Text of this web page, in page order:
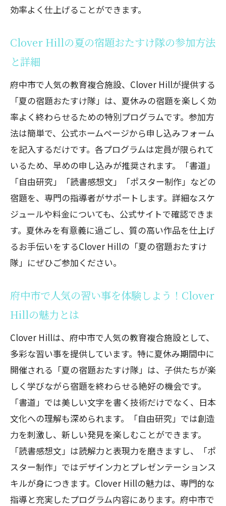
どもたちの体験談
の宿題おたすけ隊の魅力に迫る
マスター
自由研究を楽しく進めるためのClover
Hillの支援
読書感想文を効率よく書くためのアドバ
イスをClover Hillで
ポスター制作を楽しく学べるClover Hill
の教室
夏の宿題おたすけ隊の具体的なプログラ
ム内容
府中市で習い事を通じて新しいスキルを
身につけよう
市のClover Hillで楽しく学ぼう
学ぶ
自由研究を成功させるためのClover Hill
のアプローチ
読書感想文を楽しく書くためのClover
Hillの支援
ポスター制作を通じて表現力を磨く
Clover Hillのレッスン
Clover Hillの夏の宿題おたすけ隊で得ら
れる学びとは
府中市で習い事を通じて新しいスキルを
身につけよう
効率よく仕上げることができます。
Clover Hillの夏の宿題おたすけ隊の参加方法
と詳細
府中市で人気の教育複合施設、Clover Hillが提供する
「夏の宿題おたすけ隊」は、夏休みの宿題を楽しく効
率よく終わらせるための特別プログラムです。参加方
法は簡単で、公式ホームページから申し込みフォーム
を記入するだけです。各プログラムは定員が限られて
いるため、早めの申し込みが推奨されます。「書道」
「自由研究」「読書感想文」「ポスター制作」などの
宿題を、専門の指導者がサポートします。詳細なスケ
ジュールや料金についても、公式サイトで確認できま
す。夏休みを有意義に過ごし、質の高い作品を仕上げ
るお手伝いをするClover Hillの「夏の宿題おたすけ
隊」にぜひご参加ください。
府中市で人気の習い事を体験しよう！Clover
Hillの魅力とは
Clover Hillは、府中市で人気の教育複合施設として、
多彩な習い事を提供しています。特に夏休み期間中に
開催される「夏の宿題おたすけ隊」は、子供たちが楽
しく学びながら宿題を終わらせる絶好の機会です。
「書道」では美しい文字を書く技術だけでなく、日本
文化への理解も深められます。「自由研究」では創造
力を刺激し、新しい発見を楽しむことができます。
「読書感想文」は読解力と表現力を磨きますし、「ポ
スター制作」ではデザイン力とプレゼンテーションス
キルが身につきます。Clover Hillの魅力は、専門的な
指導と充実したプログラム内容にあります。府中市で